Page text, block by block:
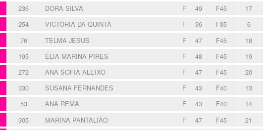
236 DORA SILVA F 49 F45 17
254 VICTÓRIA DA QUINTÃ F 36 F35 6
76 TELMA JESUS F 47 F45 18
195 ÉLIA MARINA PIRES F 48 F45 19
272 ANA SOFIA ALEIXO F 47 F45 20
330 SUSANA FERNANDES F 43 F40 13
53 ANA REMA F 43 F40 14
305 MARINA PANTALIÃO F 47 F45 21